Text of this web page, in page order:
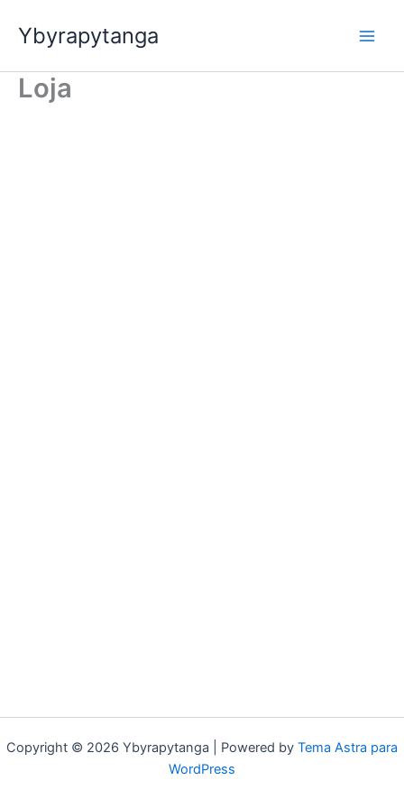
para
conteúdo
Ybyrapytanga
Loja
Copyright © 2026 Ybyrapytanga | Powered by Tema Astra para
WordPress